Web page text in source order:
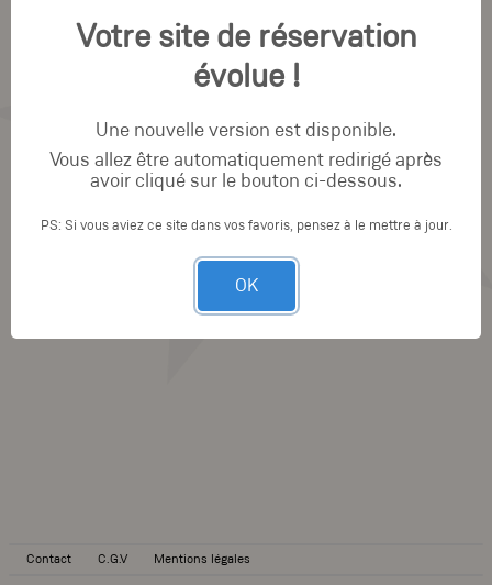
Contact C.G.V Mentions légales
Votre site de réservation
évolue !
Une nouvelle version est disponible.
Vous allez être automatiquement redirigé après
avoir cliqué sur le bouton ci-dessous.
PS: Si vous aviez ce site dans vos favoris, pensez à le mettre à jour.
OK